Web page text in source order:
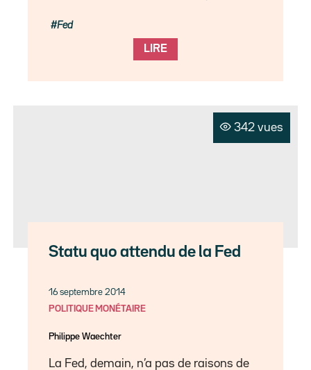
LIRE
Fed
342 vues
Statu quo attendu de la Fed
16 septembre 2014
POLITIQUE MONÉTAIRE
Philippe Waechter
La Fed, demain, n’a pas de raisons de